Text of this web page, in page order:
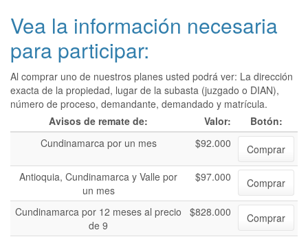
Vea la información necesaria
para participar:
Al comprar uno de nuestros planes usted podrá ver: La dirección
exacta de la propiedad, lugar de la subasta (juzgado o DIAN),
número de proceso, demandante, demandado y matrícula.
Avisos de remate de:
Valor:
Botón:
Cundinamarca por un mes
$92.000
Comprar
Antioquia, Cundinamarca y Valle por
un mes
$97.000 Comprar
Cundinamarca por 12 meses al precio
de 9
$828.000 Comprar